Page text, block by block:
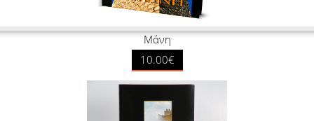
Μάνη
10.00€